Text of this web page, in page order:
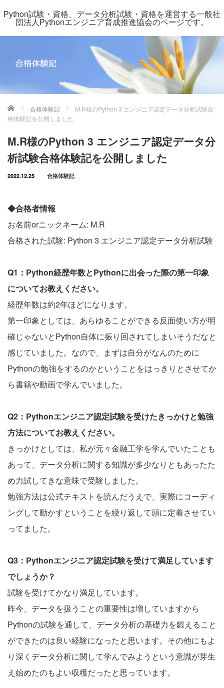
Python試験・資格、データ分析試験・資格を運営する一般社
団法人Pythonエンジニア育成推進協会のページです。
ホーム 合格体験記
M.R様のPython 3 エンジニア認定データ分析試験合
格体験記を公開しました
M.R様のPython 3 エンジニア認定データ分
析試験合格体験記を公開しました
2022.12.25 合格体験記
◆合格者情報
お名前orニックネーム: M.R
合格された試験: Python 3 エンジニア認定データ分析試験
Q1：Python経歴年数とPythonに出会った際の第一印象
についてお教えください。
経歴年数は約2年ほどになります。
第一印象としては、あらゆることができる反面使い方が明
確じゃないとPython自体に振り回されてしまいそうだなと
感じていました。なので、まずは自分がなんのために
Pythonの勉強をするのかということをはっきりとさせてか
ら書籍や動画で学んでいました。
Q2：Pythonエンジニア認定試験を受けたきっかけと勉強
方法についてお教えください。
きっかけとしては、私が元々金融工学を学んでいたことも
あって、データ分析に関する知識が多少なりともあったた
め力試してきな意味で受験しました。
勉強方法は公式テキストを読んだうえで、実際にコーディ
ングして動かすということを繰り返して頭に定着させてい
ってました。
Q3：Pythonエンジニア認定試験を受けて満足しています
でしょうか？
試験を受けてかなり満足しています。
昨今、データを扱うことの重要性は増していますから
Pythonの試験を通して、データ分析の基礎力を鍛えること
ができたのは良い経験になったと思います。その他にもよ
り深くデータ分析に関して学んでみようという意識が芽生
え始めたのもよい収穫だったと思っています。